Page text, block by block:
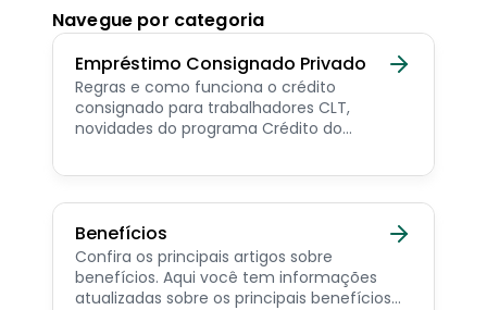
Navegue por categoria
Empréstimo Consignado Privado
Regras e como funciona o crédito
consignado para trabalhadores CLT,
novidades do programa Crédito do
consignado privado.
Benefícios
Confira os principais artigos sobre
benefícios. Aqui você tem informações
atualizadas sobre os principais benefícios